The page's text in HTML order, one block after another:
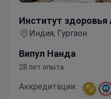
Институт здоровья
Индия, Гургаон
Випул Нанда
28 лет опыта
Аккредитации :